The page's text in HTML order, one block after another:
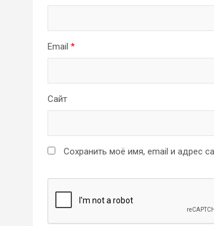
Email *
Сайт
Сохранить моё имя, email и адрес